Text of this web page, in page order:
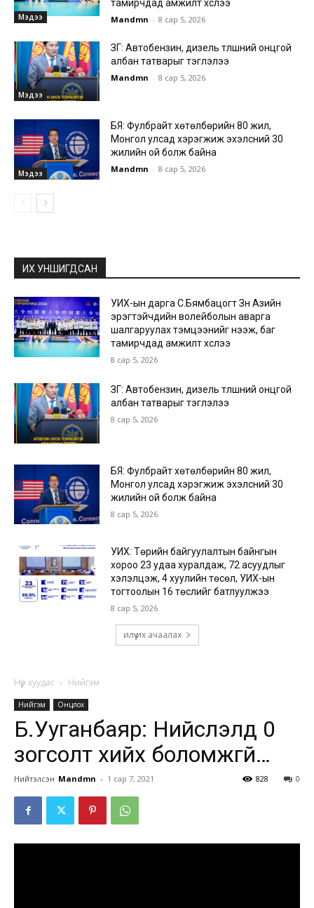
Мэдээ
тамирчдад амжилт хүслээ
Mandmn - 8 сар 5, 2026
Мэдээ
ЗГ: Автобензин, дизель түлшний онцгой
албан татварыг тэглэлээ
Mandmn - 8 сар 5, 2026
Мэдээ
БЯ: Фулбрайт хөтөлбөрийн 80 жил,
Монгол улсад хэрэгжиж эхэлсний 30
жилийн ой болж байна
Mandmn - 8 сар 5, 2026
ИХ УНШИГДСАН
УИХ-ын дарга С.Бямбацогт Зүүн Азийн
эрэгтэйчүүдийн волейболын аварга
шалгаруулах тэмцээнийг нээж, баг
тамирчдад амжилт хүслээ
8 сар 5, 2026
ЗГ: Автобензин, дизель түлшний онцгой
албан татварыг тэглэлээ
8 сар 5, 2026
БЯ: Фулбрайт хөтөлбөрийн 80 жил,
Монгол улсад хэрэгжиж эхэлсний 30
жилийн ой болж байна
8 сар 5, 2026
УИХ: Төрийн байгуулалтын байнгын
хороо 23 удаа хуралдаж, 72 асуудлыг
хэлэлцэж, 4 хуулийн төсөл, УИХ-ын
тогтоолын 16 төслийг батлуулжээ
8 сар 5, 2026
илүү их ачаалах